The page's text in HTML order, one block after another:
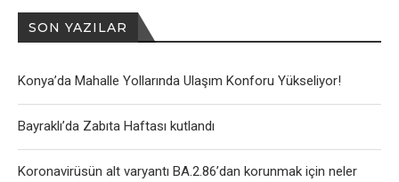
SON YAZILAR
Konya’da Mahalle Yollarında Ulaşım Konforu Yükseliyor!
Bayraklı’da Zabıta Haftası kutlandı
Koronavirüsün alt varyantı BA.2.86’dan korunmak için neler